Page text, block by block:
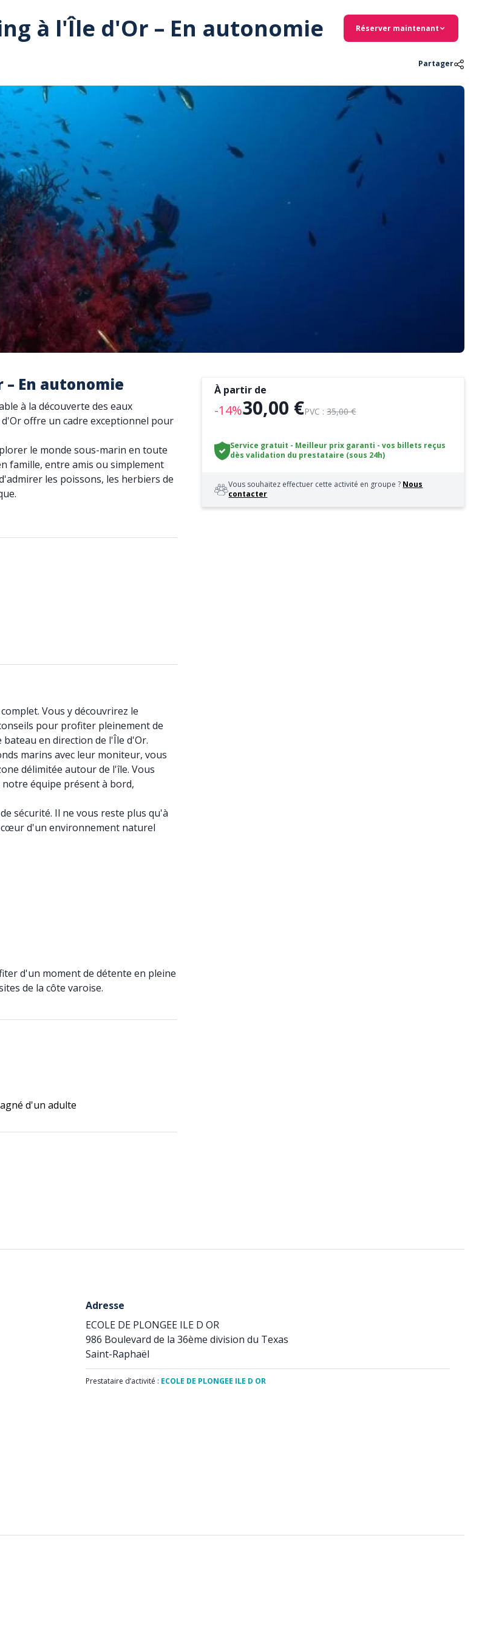
à l'Île d'Or – En autonomie Réserver maintenant
Partager
En autonomie
à la découverte des eaux
offre un cadre exceptionnel pour
le monde sous-marin en toute
famille, entre amis ou simplement
les poissons, les herbiers de
Vous y découvrirez le
pour profiter pleinement de
en direction de l'Île d'Or.
marins avec leur moniteur, vous
délimitée autour de l'île. Vous
équipe présent à bord,
sécurité. Il ne vous reste plus qu'à
d'un environnement naturel
d'un moment de détente en pleine
de la côte varoise.
d'un adulte
À partir de
-14%30,00 €PVC :35,00 €
Service gratuit - Meilleur prix garanti - vos billets reçus
dès validation du prestataire (sous 24h)
Vous souhaitez effectuer cette activité en groupe ? Nous
contacter
Adresse
ECOLE DE PLONGEE ILE D OR
986 Boulevard de la 36ème division du Texas
Saint-Raphaël
Prestataire d’activité : ECOLE DE PLONGEE ILE D OR